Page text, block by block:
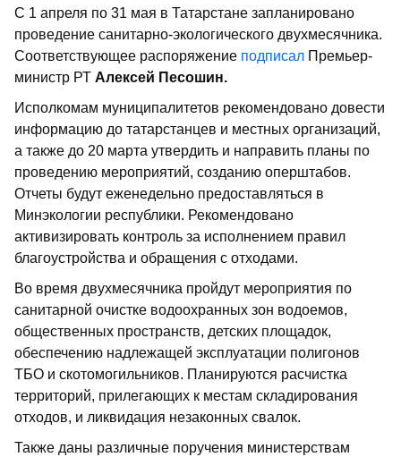
С 1 апреля по 31 мая в Татарстане запланировано
проведение санитарно-экологического двухмесячника.
Соответствующее распоряжение подписал Премьер-
министр РТ Алексей Песошин.
Исполкомам муниципалитетов рекомендовано довести
информацию до татарстанцев и местных организаций,
а также до 20 марта утвердить и направить планы по
проведению мероприятий, созданию оперштабов.
Отчеты будут еженедельно предоставляться в
Минэкологии республики. Рекомендовано
активизировать контроль за исполнением правил
благоустройства и обращения с отходами.
Во время двухмесячника пройдут мероприятия по
санитарной очистке водоохранных зон водоемов,
общественных пространств, детских площадок,
обеспечению надлежащей эксплуатации полигонов
ТБО и скотомогильников. Планируются расчистка
территорий, прилегающих к местам складирования
отходов, и ликвидация незаконных свалок.
Также даны различные поручения министерствам